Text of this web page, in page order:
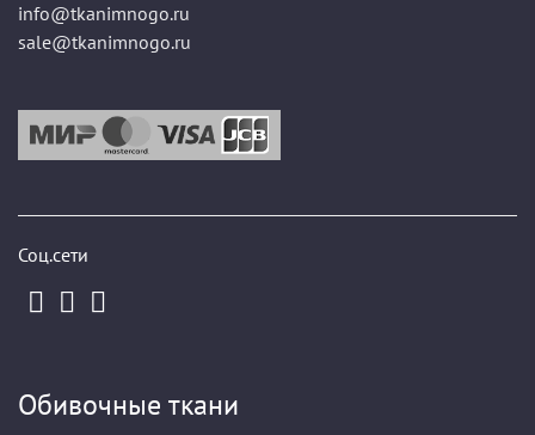
info@tkanimnogo.ru
sale@tkanimnogo.ru
Соц.сети
Обивочные ткани